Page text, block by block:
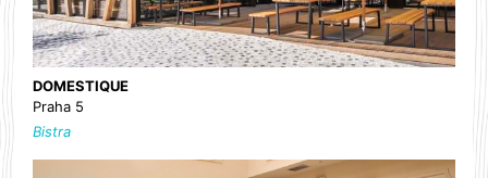
DOMESTIQUE
Praha 5
Bistra